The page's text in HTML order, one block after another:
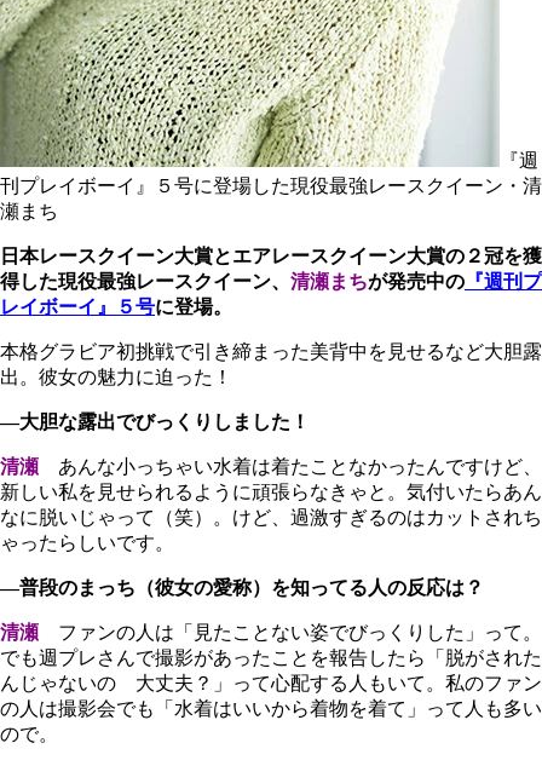
『週
刊プレイボーイ』５号に登場した現役最強レースクイーン・清
瀬まち
日本レースクイーン大賞とエアレースクイーン大賞の２冠を獲
得した現役最強レースクイーン、 清瀬まちが発売中の 『週刊プ
レイボーイ』５号に登場。
本格グラビア初挑戦で引き締まった美背中を見せるなど大胆露
出。彼女の魅力に迫った！
―大胆な露出でびっくりしました！
清瀬 あんな小っちゃい水着は着たことなかったんですけど、
新しい私を見せられるように頑張らなきゃと。気付いたらあん
なに脱いじゃって（笑）。けど、過激すぎるのはカットされち
ゃったらしいです。
―普段のまっち（彼女の愛称）を知ってる人の反応は？
清瀬 ファンの人は「見たことない姿でびっくりした」って。
でも週プレさんで撮影があったことを報告したら「脱がされた
んじゃないの 大丈夫？」って心配する人もいて。私のファン
の人は撮影会でも「水着はいいから着物を着て」って人も多い
ので。